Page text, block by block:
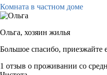
Комната в частном доме
Ольга, хозяин жилья
Большое спасибо, приезжайте
1 отзыв о проживании со